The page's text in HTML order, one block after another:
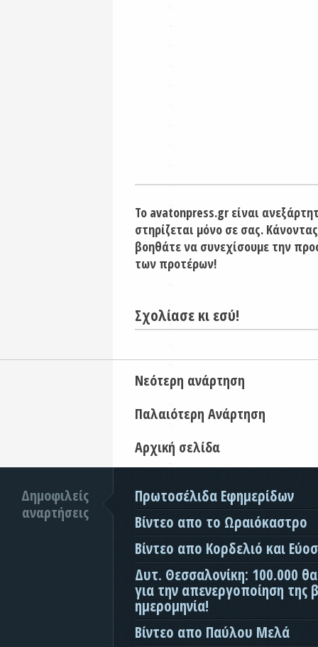
Το avatonpress.gr είναι
στηρίζεται μόνο σε σας.
βοηθάτε να συνεχίσουμε την
των προτέρων!
Σχολίασε κι εσύ!
Νεότερη ανάρτηση
Παλαιότερη Ανάρτηση
Αρχική σελίδα
Δημοφιλείς
αναρτήσεις
Πρωτοσέλιδα Εφημερίδων
Βίντεο απο το Ωραιόκαστρο
Βίντεο απο Κορδελιό και
Δυτ. Θεσσαλονίκη: 100.000
για την απενεργοποίηση της
ημερομηνία!
Βίντεο απο Παύλου Μελά